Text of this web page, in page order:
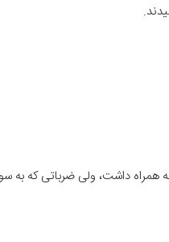
داشت، ولی ضرباتی که به